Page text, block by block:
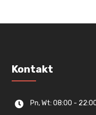
Kontakt
Pn, Wt: 08:00 -